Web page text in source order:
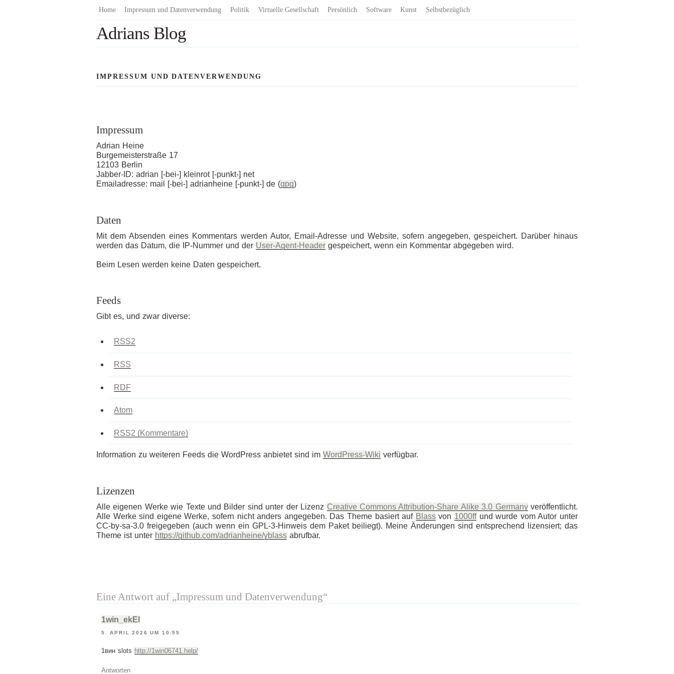
Home Impressum und Datenverwendung Politik Virtuelle Gesellschaft Persönlich Software Kunst Selbstbezüglich
Adrians Blog
IMPRESSUM UND DATENVERWENDUNG
Impressum
Adrian Heine
Burgemeisterstraße 17
12103 Berlin
Jabber-ID: adrian [-bei-] kleinrot [-punkt-] net
Emailadresse: mail [-bei-] adrianheine [-punkt-] de (gpg)
Daten
Mit dem Absenden eines Kommentars werden Autor, Email-Adresse und Website, sofern angegeben, gespeichert. Darüber hinaus
werden das Datum, die IP-Nummer und der User-Agent-Header gespeichert, wenn ein Kommentar abgegeben wird.
Beim Lesen werden keine Daten gespeichert.
Feeds
Gibt es, und zwar diverse:
RSS2
RSS
RDF
Atom
RSS2 (Kommentare)
Information zu weiteren Feeds die WordPress anbietet sind im WordPress-Wiki verfügbar.
Lizenzen
Alle eigenen Werke wie Texte und Bilder sind unter der Lizenz Creative Commons Attribution-Share Alike 3.0 Germanyveröffentlicht.
Alle Werke sind eigene Werke, sofern nicht anders angegeben. Das Theme basiert auf Blassvon 1000ffund wurde vom Autor unter
CC-by-sa-3.0 freigegeben (auch wenn ein GPL-3-Hinweis dem Paket beiliegt). Meine Änderungen sind entsprechend lizensiert; das
Theme ist unter https://github.com/adrianheine/yblass abrufbar.
Eine Antwort auf „Impressum und Datenverwendung“
1win_ekEl
5. APRIL 2026 UM 10:55
1вин slots http://1win06741.help/
Antworten